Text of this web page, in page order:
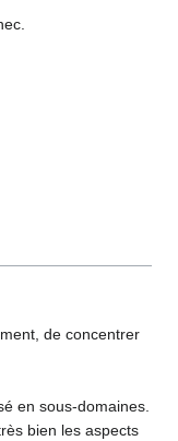
de concentrer
en sous-domaines.
bien les aspects